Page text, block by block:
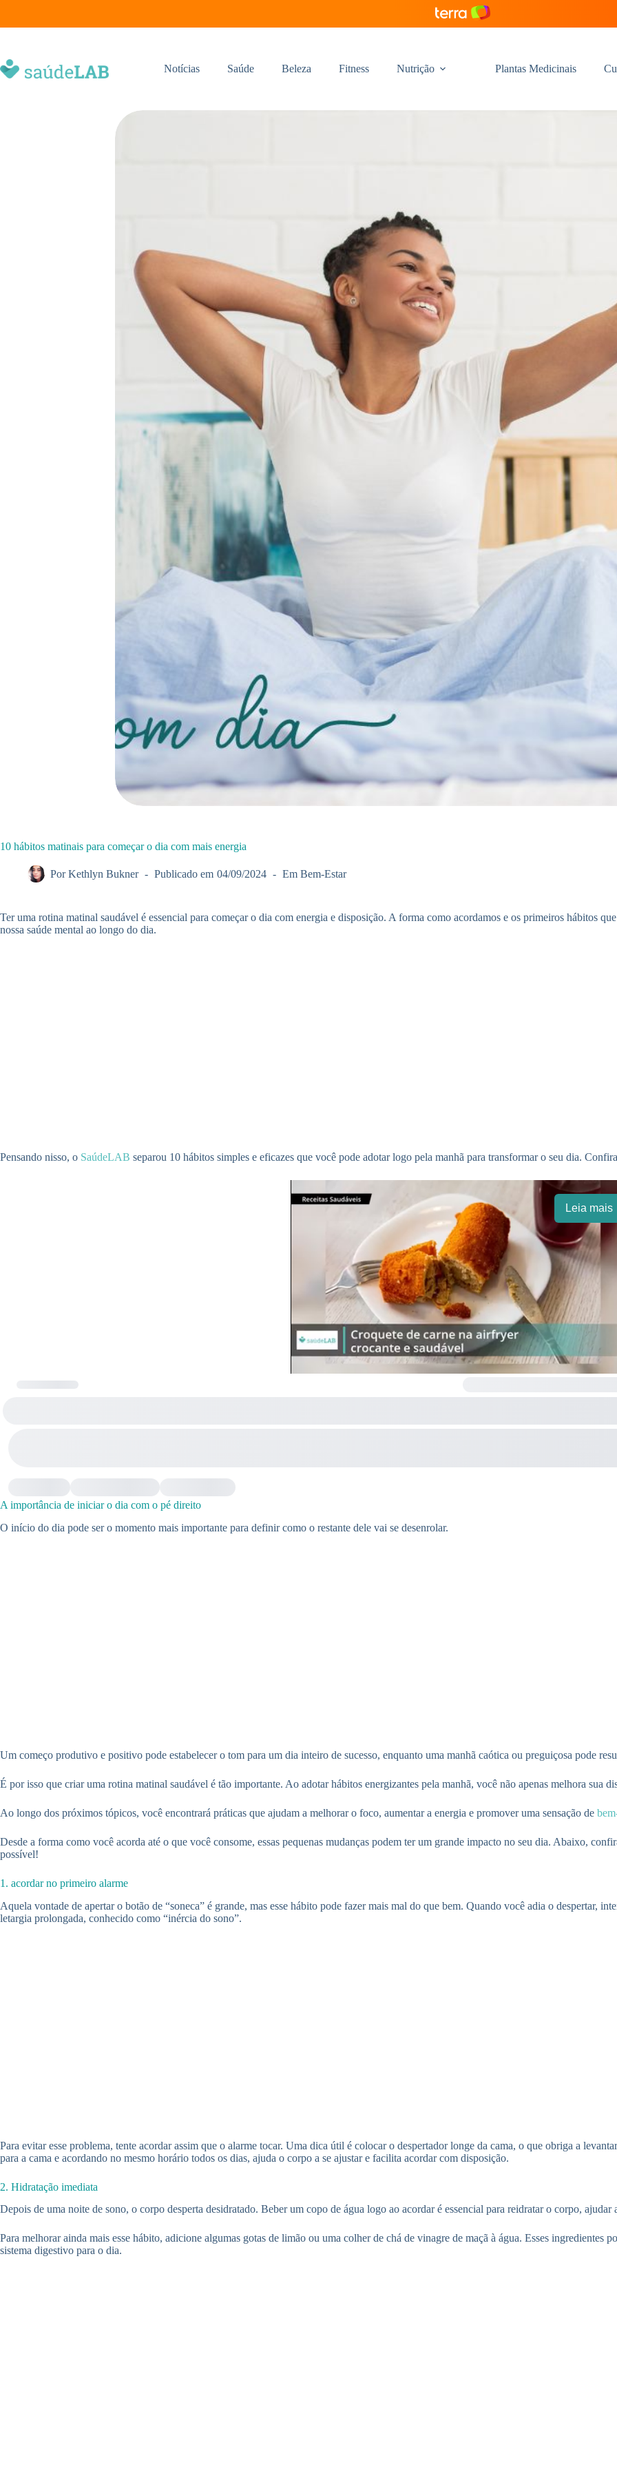
Notícias Saúde Beleza Fitness Nutrição Plantas Medicinais
10 hábitos matinais para começar o dia com mais energia
Por Kethlyn Bukner Publicado em 04/09/2024 Em Bem-Estar
Ter uma rotina matinal saudável é essencial para começar o dia com energia e disposição. A forma como acordamos e os primeiros hábitos
nossa saúde mental ao longo do dia.
Pensando nisso, o SaúdeLAB separou 10 hábitos simples e eficazes que você pode adotar logo pela manhã para transformar o seu dia.
Leia mais
A importância de iniciar o dia com o pé direito
O início do dia pode ser o momento mais importante para definir como o restante dele vai se desenrolar.
Um começo produtivo e positivo pode estabelecer o tom para um dia inteiro de sucesso, enquanto uma manhã caótica ou preguiçosa pode
É por isso que criar uma rotina matinal saudável é tão importante. Ao adotar hábitos energizantes pela manhã, você não apenas melhora sua
Ao longo dos próximos tópicos, você encontrará práticas que ajudam a melhorar o foco, aumentar a energia e promover uma sensação de
Desde a forma como você acorda até o que você consome, essas pequenas mudanças podem ter um grande impacto no seu dia. Abaixo,
possível!
1. acordar no primeiro alarme
Aquela vontade de apertar o botão de “soneca” é grande, mas esse hábito pode fazer mais mal do que bem. Quando você adia o despertar,
letargia prolongada, conhecido como “inércia do sono”.
Para evitar esse problema, tente acordar assim que o alarme tocar. Uma dica útil é colocar o despertador longe da cama, o que obriga a
para a cama e acordando no mesmo horário todos os dias, ajuda o corpo a se ajustar e facilita acordar com disposição.
2. Hidratação imediata
Depois de uma noite de sono, o corpo desperta desidratado. Beber um copo de água logo ao acordar é essencial para reidratar o corpo, ajudar
Para melhorar ainda mais esse hábito, adicione algumas gotas de limão ou uma colher de chá de vinagre de maçã à água. Esses ingredientes
sistema digestivo para o dia.